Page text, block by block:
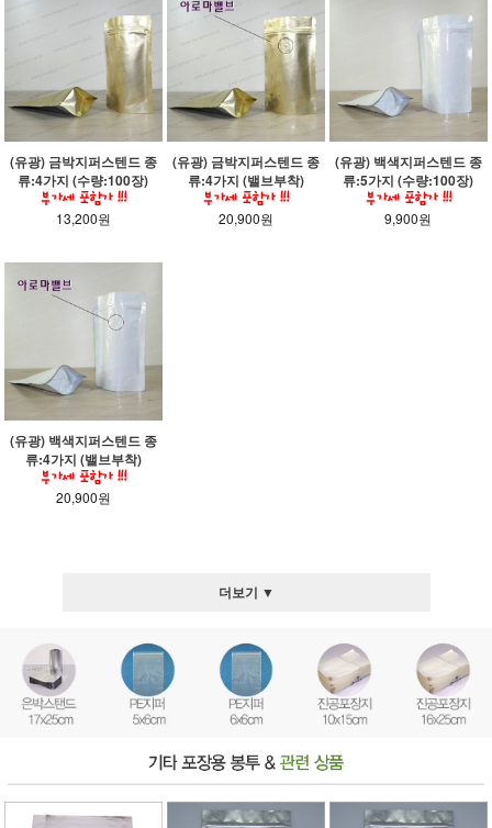
(유광) 금박지퍼스텐드 종
류:4가지 (수량:100장)
13,200원
(유광) 금박지퍼스텐드 종
류:4가지 (밸브부착)
20,900원
(유광) 백색지퍼스텐드 종
류:5가지 (수량:100장)
9,900원
(유광) 백색지퍼스텐드 종
류:4가지 (밸브부착)
20,900원
더보기 ▼